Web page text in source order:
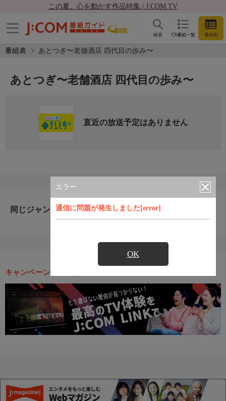
この夏、心を動かす作品特集 | J:COM TV
CS番組一覧 番組表
検索
番組表 あとつぎ〜老舗酒店 四代目の歩み〜
エラー
通信に問題が発生しました[error]
OK
あとつぎ〜老舗酒店 四代目の歩み〜
直近の放送予定はありません
同じジャンルのおすすめ番組
キャンペーン・お得な情報